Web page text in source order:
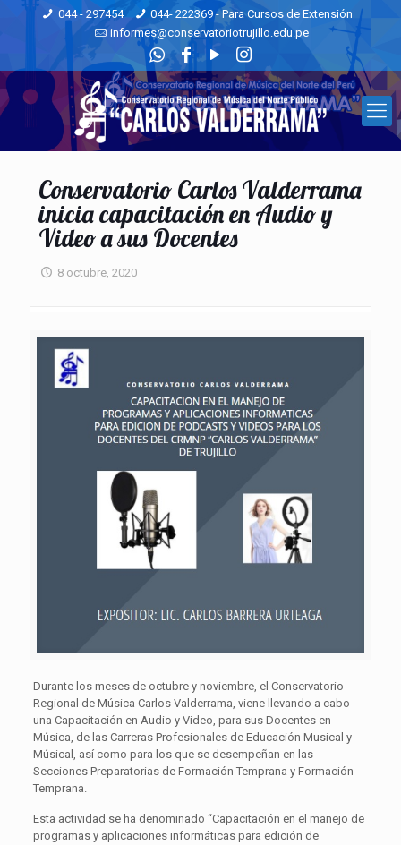
044 - 297454
044- 222369 - Para Cursos de Extensión
informes@conservatoriotrujillo.edu.pe
Conservatorio Carlos Valderrama
inicia capacitación en Audio y
Video a sus Docentes
8 octubre, 2020
Durante los meses de octubre y noviembre, el Conservatorio
Regional de Música Carlos Valderrama, viene llevando a cabo
una Capacitación en Audio y Video, para sus Docentes en
Música, de las Carreras Profesionales de Educación Musical y
Músical, así como para los que se desempeñan en las
Secciones Preparatorias de Formación Temprana y Formación
Temprana.
Esta actividad se ha denominado “Capacitación en el manejo de
programas y aplicaciones informáticas para edición de